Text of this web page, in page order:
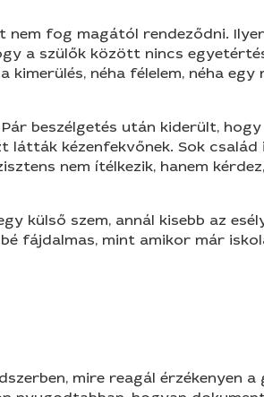
nem fog magától rendeződni.
a szülők között nincs
néha félelem, néha egy
beszélgetés után kiderült,
kézenfekvőnek. Sok család
nem ítélkezik, hanem
külső szem, annál kisebb az
fájdalmas, mint amikor már
mire reagál érzékenyen a